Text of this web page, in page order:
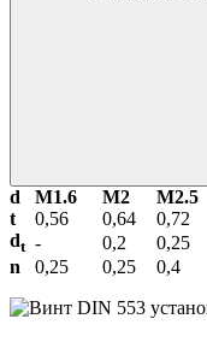
d М1.6 М2 М2.5
t
0,56 0,64 0,72
dt - 0,2 0,25
n
0,25 0,25 0,4